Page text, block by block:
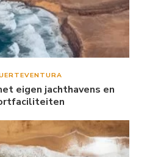
eigen jachthavens en